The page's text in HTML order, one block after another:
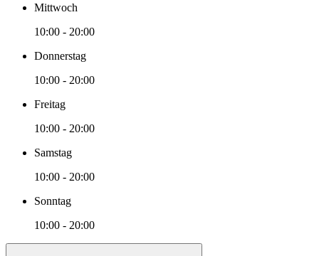
Mittwoch
10:00 - 20:00
Donnerstag
10:00 - 20:00
Freitag
10:00 - 20:00
Samstag
10:00 - 20:00
Sonntag
10:00 - 20:00